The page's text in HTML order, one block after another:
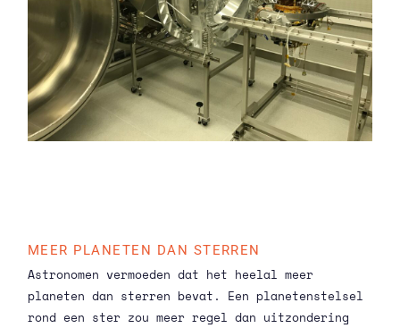
MEER PLANETEN DAN STERREN
Astronomen vermoeden dat het heelal meer
planeten dan sterren bevat . Een planetenstelsel
rond een ster zou meer regel dan uitzondering